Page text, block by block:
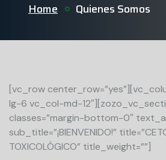
Home Quienes Somos
[vc_row
lg-6 vc_col-md-
classes=”margin-bottom-0″
sub_title=”¡BIENVENIDO!”
TOXICOLÓGICO” title_weight=””]